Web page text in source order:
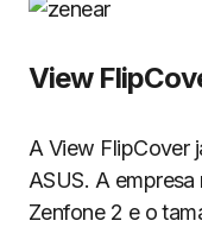
View
A View FlipCover
ASUS. A
Zenfone 2 e o